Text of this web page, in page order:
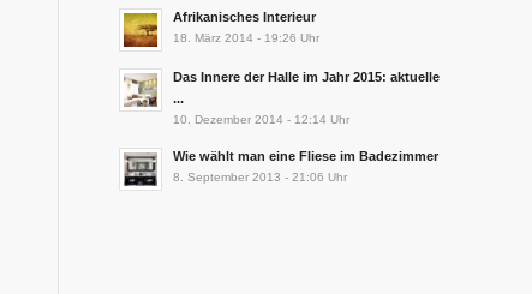
Afrikanisches Interieur
18. März 2014 - 19:26 Uhr
Das Innere der Halle im Jahr 2015: aktuelle
...
10. Dezember 2014 - 12:14 Uhr
Wie wählt man eine Fliese im Badezimmer
8. September 2013 - 21:06 Uhr